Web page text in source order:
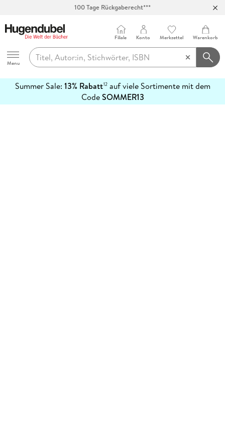
100 Tage Rückgaberecht***
Hugendubel
Menu
Filiale Konto Merkzettel Warenkorb
Summer Sale: 13% Rabatt12auf viele Sortimente mit dem
CodeSOMMER13
erfahren